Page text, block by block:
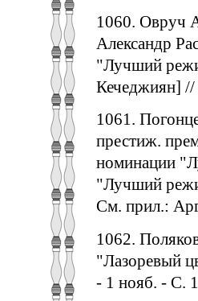
1060. Овруч
Александр
"Лучший
Кечеджиян] //
1061.
престиж.
номинации
"Лучший
См. прил.:
1062.
"Лазоревый
- 1 нояб. - С.